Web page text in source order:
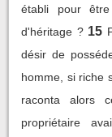
établi pour
d'héritage ? 15
désir de
homme, si riche
raconta alors
propriétaire